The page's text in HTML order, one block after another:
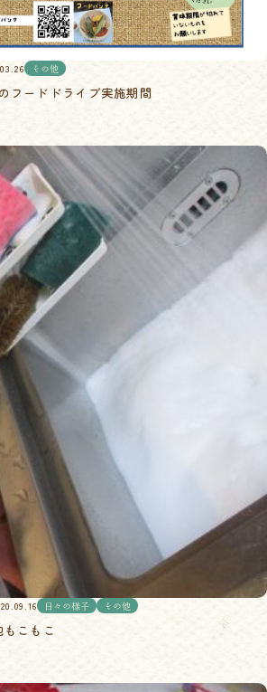
その他
フードドライブ実施期間
日々の様子 その他
もこもこ